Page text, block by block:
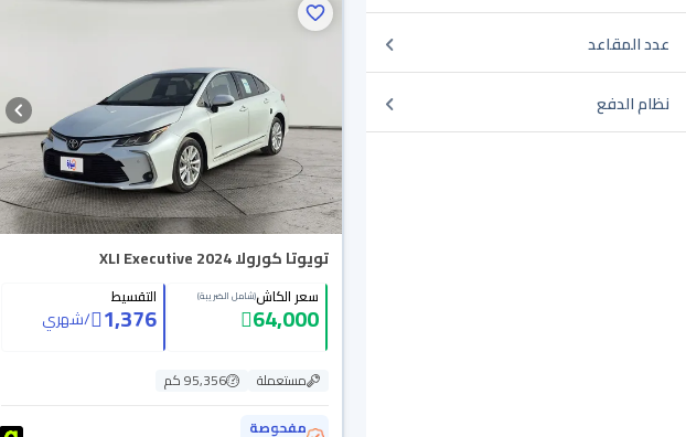
عدد المقاعد
نظام الدفع
تويوتا كورولا XLI Executive 2024
سعر الكاش(شامل الضريبة)
64,000
التقسيط
1,376
/شهري
مستعملة
95,356 كم
مفحوصة